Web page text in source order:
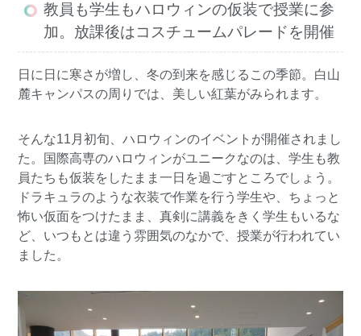
教員も学生もハロウィンの仮装で授業に参
加。放課後はコスチュームパレードを開催
日に日に寒さが増し、冬の到来を感じるこの季節。白山
麓キャンパスの周りでは、美しい紅葉がみられます。
そんな11月初旬、ハロウィンのイベントが開催されまし
た。国際高専のハロウィンがユニークなのは、学生も教
員たちも仮装をしたまま一日を過ごすところでしょう。
ドラキュラのような衣装で作業を行う学生や、ちょっと
怖い仮面をつけたまま、真剣に講義をきく学生もいるな
ど、いつもとは違う雰囲気のなかで、授業が行われてい
ました。